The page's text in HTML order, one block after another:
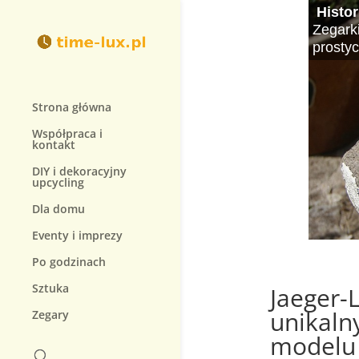
Strona główna
Współpraca i
kontakt
DIY i dekoracyjny
upcycling
Dla domu
Eventy i imprezy
Po godzinach
Sztuka
Zegary
W
się
Jak
Wybór
na
Jak
Aby
modelu